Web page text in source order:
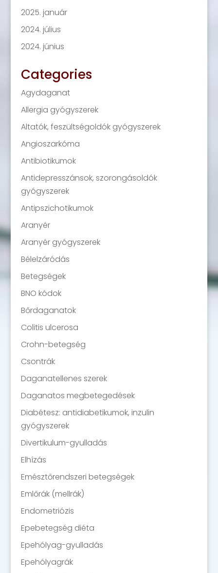
2025. január
2024. július
2024. június
Categories
Agydaganat
Allergia gyógyszerek
Altatók, feszültségoldók gyógyszerek
Angioszarkóma
Antibiotikumok
Antidepresszánsok, szorongásoldók
gyógyszerek
Antipszichotikumok
Aranyér
Aranyér gyógyszerek
Bélelzáródás
Betegségek
BNO kódok
Bőrdaganatok
Colitis ulcerosa
Crohn-betegség
Csontrák
Daganatellenes szerek
Daganatos megbetegedések
Diabétesz: antidiabetikumok, inzulin
gyógyszerek
Divertikulum-gyulladás
Elhízás
Emésztőrendszeri betegségek
Emlőrák (mellrák)
Endometriózis
Epebetegség diéta
Epehólyag-gyulladás
Epehólyagrák